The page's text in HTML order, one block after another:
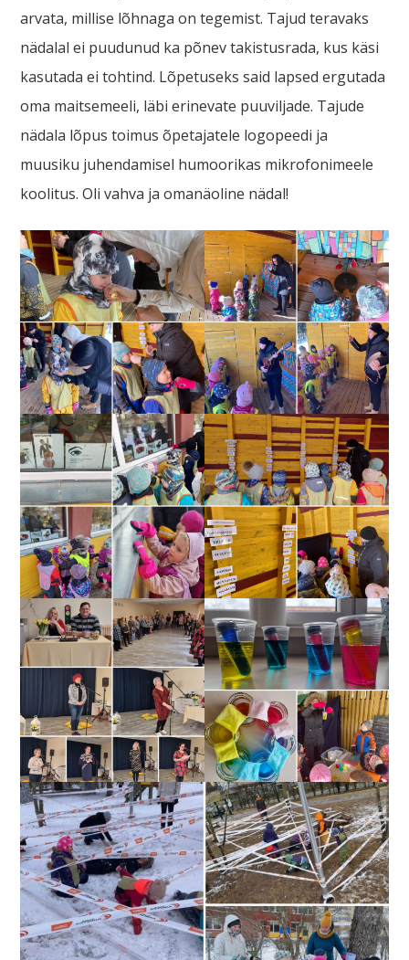
arvata, millise lõhnaga on tegemist. Tajud teravaks
nädalal ei puudunud ka põnev takistusrada, kus käsi
kasutada ei tohtind. Lõpetuseks said lapsed ergutada
oma maitsemeeli, läbi erinevate puuviljade. Tajude
nädala lõpus toimus õpetajatele logopeedi ja
muusiku juhendamisel humoorikas mikrofonimeele
koolitus. Oli vahva ja omanäoline nädal!